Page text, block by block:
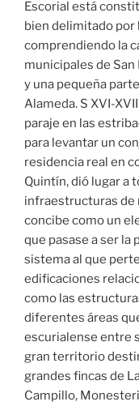
Escorial está
bien delimitado por
comprendiendo la
municipales de San
y una pequeña
Alameda. S XVI-
paraje en las
para levantar un
residencia real en
Quintín, dió lugar a
infraestructuras de
concibe como un
que pasase a ser la
sistema al que
edificaciones
como las
diferentes áreas
escurialense entre
gran territorio
grandes fincas de
Campillo,